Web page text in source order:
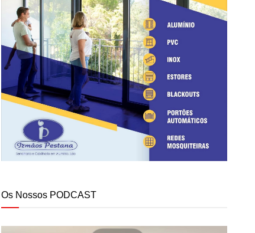
Os Nossos PODCAST